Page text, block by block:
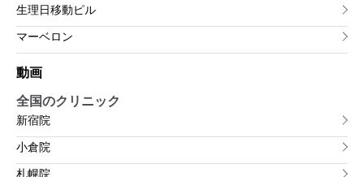
生理日移動ピル
マーベロン
動画
全国のクリニック
新宿院
小倉院
札幌院